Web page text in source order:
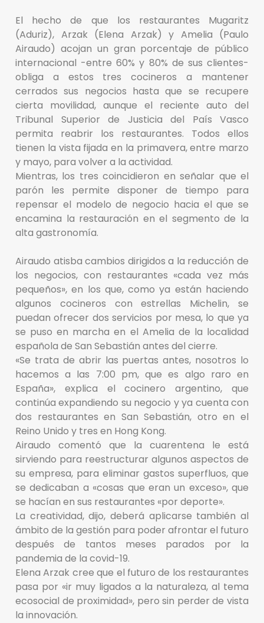
El hecho de que los restaurantes Mugaritz
(Aduriz), Arzak (Elena Arzak) y Amelia (Paulo
Airaudo) acojan un gran porcentaje de público
internacional -entre 60% y 80% de sus clientes-
obliga a estos tres cocineros a mantener
cerrados sus negocios hasta que se recupere
cierta movilidad, aunque el reciente auto del
Tribunal Superior de Justicia del País Vasco
permita reabrir los restaurantes. Todos ellos
tienen la vista fijada en la primavera, entre marzo
y mayo, para volver a la actividad.
Mientras, los tres coincidieron en señalar que el
parón les permite disponer de tiempo para
repensar el modelo de negocio hacia el que se
encamina la restauración en el segmento de la
alta gastronomía.
Airaudo atisba cambios dirigidos a la reducción de
los negocios, con restaurantes «cada vez más
pequeños», en los que, como ya están haciendo
algunos cocineros con estrellas Michelin, se
puedan ofrecer dos servicios por mesa, lo que ya
se puso en marcha en el Amelia de la localidad
española de San Sebastián antes del cierre.
«Se trata de abrir las puertas antes, nosotros lo
hacemos a las 7:00 pm, que es algo raro en
España», explica el cocinero argentino, que
continúa expandiendo su negocio y ya cuenta con
dos restaurantes en San Sebastián, otro en el
Reino Unido y tres en Hong Kong.
Airaudo comentó que la cuarentena le está
sirviendo para reestructurar algunos aspectos de
su empresa, para eliminar gastos superfluos, que
se dedicaban a «cosas que eran un exceso», que
se hacían en sus restaurantes «por deporte».
La creatividad, dijo, deberá aplicarse también al
ámbito de la gestión para poder afrontar el futuro
después de tantos meses parados por la
pandemia de la covid-19.
Elena Arzak cree que el futuro de los restaurantes
pasa por «ir muy ligados a la naturaleza, al tema
ecosocial de proximidad», pero sin perder de vista
la innovación.